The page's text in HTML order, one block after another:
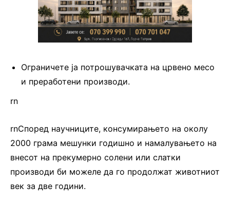
Ограничете ја потрошувачката на црвено месо
и преработени производи.
rn
rnСпоред научниците, консумирањето на околу
2000 грама мешунки годишно и намалувањето на
внесот на прекумерно солени или слатки
производи би можеле да го продолжат животниот
век за две години.